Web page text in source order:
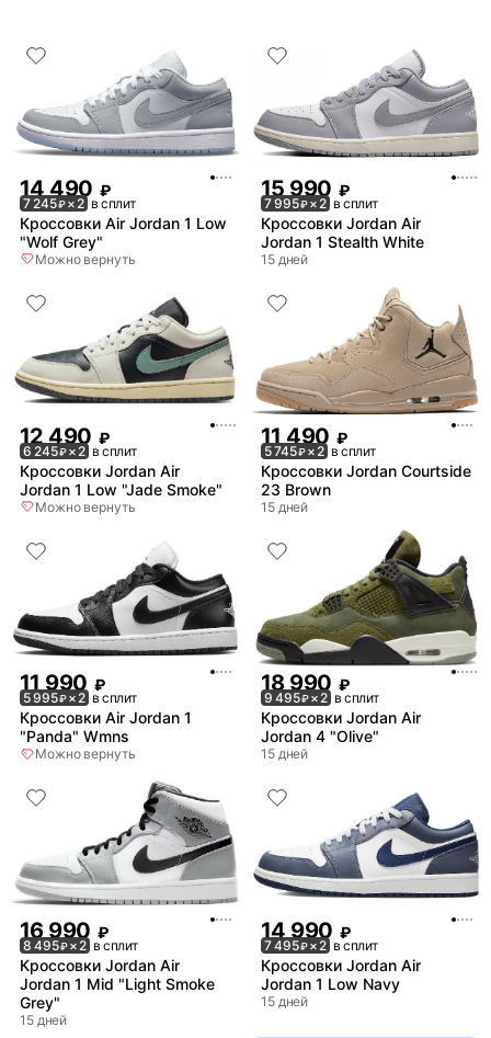
14 490 ₽
7 245₽× 2 в сплит
Кроссовки Air Jordan 1 Low
"Wolf Grey"
Можно вернуть
15 990 ₽
7 995₽× 2 в сплит
Кроссовки Jordan Air
Jordan 1 Stealth White
15 дней
12 490 ₽
6 245₽× 2 в сплит
Кроссовки Jordan Air
Jordan 1 Low "Jade Smoke"
Можно вернуть
11 490 ₽
5 745₽× 2 в сплит
Кроссовки Jordan Courtside
23 Brown
15 дней
11 990 ₽
5 995₽× 2 в сплит
Кроссовки Air Jordan 1
"Panda" Wmns
Можно вернуть
18 990 ₽
9 495₽× 2 в сплит
Кроссовки Jordan Air
Jordan 4 "Olive"
15 дней
16 990 ₽
8 495₽× 2 в сплит
Кроссовки Jordan Air
Jordan 1 Mid "Light Smoke
Grey"
15 дней
14 990 ₽
7 495₽× 2 в сплит
Кроссовки Jordan Air
Jordan 1 Low Navy
15 дней